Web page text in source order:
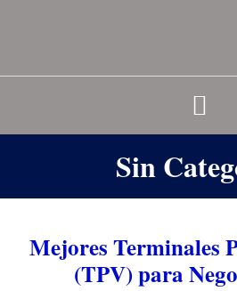
Sin
Mejores Terminales
(TPV) para